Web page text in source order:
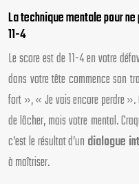
La technique mentale pour
11-4
Le score est de 11-4 en votre
dans votre tête commence son
fort », « Je vais encore perdre ».
de lâcher, mais votre mental.
c’est le résultat d’un dialogue
à maîtriser.